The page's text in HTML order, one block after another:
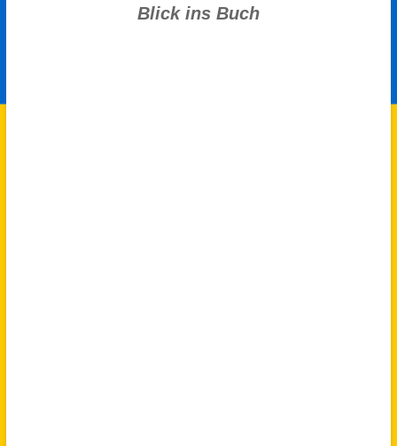
Blick ins Buch